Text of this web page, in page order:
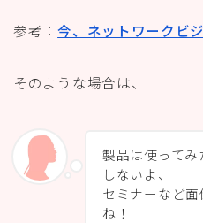
参考：今、ネットワークビ
そのような場合は、
製品は使って
しないよ、
セミナーなど
ね！